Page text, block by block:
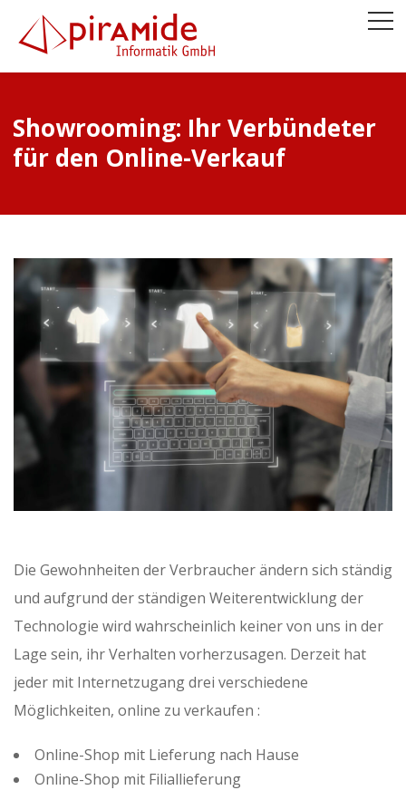
Showrooming: Ihr Verbündeter
für den Online-Verkauf
Die Gewohnheiten der Verbraucher ändern sich ständig
und aufgrund der ständigen Weiterentwicklung der
Technologie wird wahrscheinlich keiner von uns in der
Lage sein, ihr Verhalten vorherzusagen. Derzeit hat
jeder mit Internetzugang drei verschiedene
Möglichkeiten, online zu verkaufen :
Online-Shop mit Lieferung nach Hause
Online-Shop mit Filiallieferung